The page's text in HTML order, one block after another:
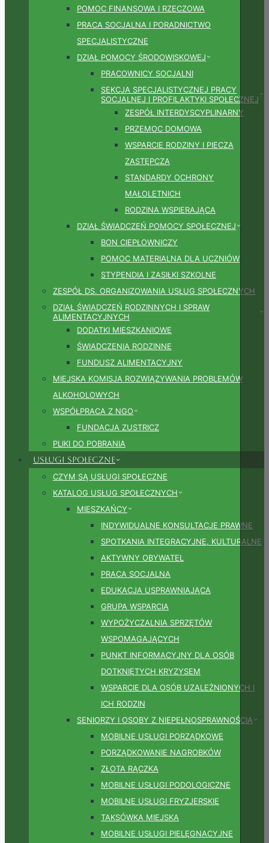
POMOC FINANSOWA I RZECZOWA
PRACA SOCJALNA I PORADNICTWO
SPECJALISTYCZNE
DZIAŁ POMOCY ŚRODOWISKOWEJ
PRACOWNICY SOCJALNI
SEKCJA SPECJALISTYCZNEJ PRACY
SOCJALNEJ I PROFILAKTYKI SPOŁECZNEJ
ZESPÓŁ INTERDYSCYPLINARNY
PRZEMOC DOMOWA
WSPARCIE RODZINY I PIECZA
ZASTĘPCZA
STANDARDY OCHRONY
MAŁOLETNICH
RODZINA WSPIERAJĄCA
DZIAŁ ŚWIADCZEŃ POMOCY SPOŁECZNEJ
BON CIEPŁOWNICZY
POMOC MATERIALNA DLA UCZNIÓW
STYPENDIA I ZASIŁKI SZKOLNE
ZESPÓŁ DS. ORGANIZOWANIA USŁUG SPOŁECZNYCH
DZIAŁ ŚWIADCZEŃ RODZINNYCH I SPRAW
ALIMENTACYJNYCH
DODATKI MIESZKANIOWE
ŚWIADCZENIA RODZINNE
FUNDUSZ ALIMENTACYJNY
MIEJSKA KOMISJA ROZWIĄZYWANIA PROBLEMÓW
ALKOHOLOWYCH
WSPÓŁPRACA Z NGO
FUNDACJA ZUSTRICZ
PLIKI DO POBRANIA
Usługi społeczne
CZYM SĄ USŁUGI SPOŁECZNE
KATALOG USŁUG SPOŁECZNYCH
MIESZKAŃCY
INDYWIDUALNE KONSULTACJE PRAWNE
SPOTKANIA INTEGRACYJNE, KULTURALNE
AKTYWNY OBYWATEL
PRACA SOCJALNA
EDUKACJA USPRAWNIAJĄCA
GRUPA WSPARCIA
WYPOŻYCZALNIA SPRZĘTÓW
WSPOMAGAJĄCYCH
PUNKT INFORMACYJNY DLA OSÓB
DOTKNIĘTYCH KRYZYSEM
WSPARCIE DLA OSÓB UZALEŻNIONYCH I
ICH RODZIN
SENIORZY I OSOBY Z NIEPEŁNOSPRAWNOŚCIĄ
MOBILNE USŁUGI PORZĄDKOWE
PORZĄDKOWANIE NAGROBKÓW
ZŁOTA RĄCZKA
MOBILNE USŁUGI PODOLOGICZNE
MOBILNE USŁUGI FRYZJERSKIE
TAKSÓWKA MIEJSKA
MOBILNE USŁUGI PIELĘGNACYJNE